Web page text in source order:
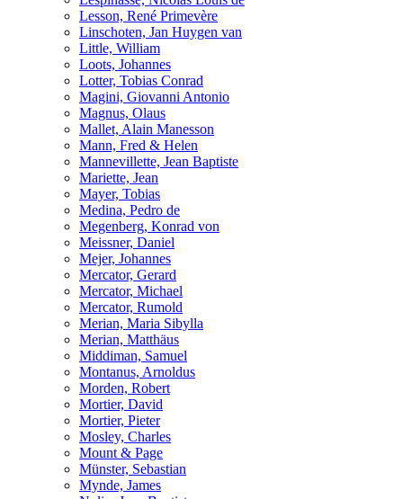
Lesson, René Primevère
Linschoten, Jan Huygen van
Little, William
Loots, Johannes
Lotter, Tobias Conrad
Magini, Giovanni Antonio
Magnus, Olaus
Mallet, Alain Manesson
Mann, Fred & Helen
Mannevillette, Jean Baptiste
Mariette, Jean
Mayer, Tobias
Medina, Pedro de
Megenberg, Konrad von
Meissner, Daniel
Mejer, Johannes
Mercator, Gerard
Mercator, Michael
Mercator, Rumold
Merian, Maria Sibylla
Merian, Matthäus
Middiman, Samuel
Montanus, Arnoldus
Morden, Robert
Mortier, David
Mortier, Pieter
Mosley, Charles
Mount & Page
Münster, Sebastian
Mynde, James